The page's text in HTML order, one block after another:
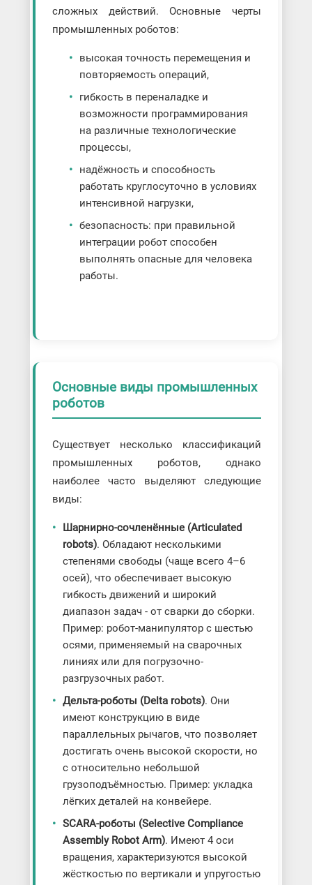
сложных действий. Основные черты
промышленных роботов:
высокая точность перемещения и
повторяемость операций,
гибкость в переналадке и
возможности программирования
на различные технологические
процессы,
надёжность и способность
работать круглосуточно в условиях
интенсивной нагрузки,
безопасность: при правильной
интеграции робот способен
выполнять опасные для человека
работы.
Основные виды промышленных
роботов
Существует несколько классификаций
промышленных роботов, однако
наиболее часто выделяют следующие
виды:
Шарнирно-сочленённые (Articulated
robots). Обладают несколькими
степенями свободы (чаще всего 4–6
осей), что обеспечивает высокую
гибкость движений и широкий
диапазон задач - от сварки до сборки.
Пример: робот-манипулятор с шестью
осями, применяемый на сварочных
линиях или для погрузочно-
разгрузочных работ.
Дельта-роботы (Delta robots). Они
имеют конструкцию в виде
параллельных рычагов, что позволяет
достигать очень высокой скорости, но
с относительно небольшой
грузоподъёмностью. Пример: укладка
лёгких деталей на конвейере.
SCARA-роботы (Selective Compliance
Assembly Robot Arm). Имеют 4 оси
вращения, характеризуются высокой
жёсткостью по вертикали и упругостью